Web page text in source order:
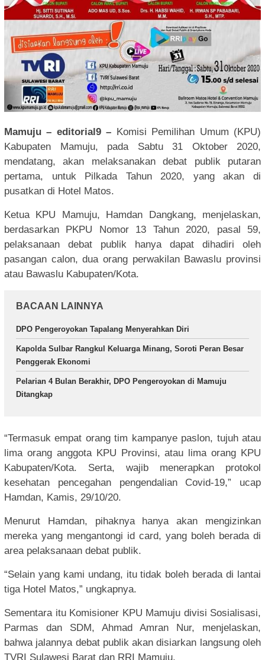
Mamuju – editorial9 – Komisi Pemilihan Umum (KPU)
Kabupaten Mamuju, pada Sabtu 31 Oktober 2020,
mendatang, akan melaksanakan debat publik putaran
pertama, untuk Pilkada Tahun 2020, yang akan di
pusatkan di Hotel Matos.
Ketua KPU Mamuju, Hamdan Dangkang, menjelaskan,
berdasarkan PKPU Nomor 13 Tahun 2020, pasal 59,
pelaksanaan debat publik hanya dapat dihadiri oleh
pasangan calon, dua orang perwakilan Bawaslu provinsi
atau Bawaslu Kabupaten/Kota.
BACAAN LAINNYA
DPO Pengeroyokan Tapalang Menyerahkan Diri
Kapolda Sulbar Rangkul Keluarga Minang, Soroti Peran Besar
Penggerak Ekonomi
Pelarian 4 Bulan Berakhir, DPO Pengeroyokan di Mamuju
Ditangkap
“Termasuk empat orang tim kampanye paslon, tujuh atau
lima orang anggota KPU Provinsi, atau lima orang KPU
Kabupaten/Kota. Serta, wajib menerapkan protokol
kesehatan pencegahan pengendalian Covid-19,” ucap
Hamdan, Kamis, 29/10/20.
Menurut Hamdan, pihaknya hanya akan mengizinkan
mereka yang mengantongi id card, yang boleh berada di
area pelaksanaan debat publik.
“Selain yang kami undang, itu tidak boleh berada di lantai
tiga Hotel Matos,” ungkapnya.
Sementara itu Komisioner KPU Mamuju divisi Sosialisasi,
Parmas dan SDM, Ahmad Amran Nur, menjelaskan,
bahwa jalannya debat publik akan disiarkan langsung oleh
TVRI Sulawesi Barat dan RRI Mamuju.